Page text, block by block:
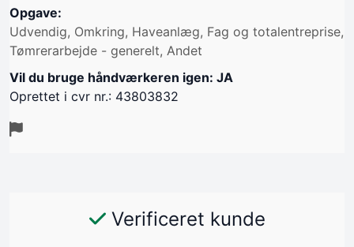
Opgave:
Udvendig, Omkring, Haveanlæg, Fag og totalentreprise,
Tømrerarbejde - generelt, Andet
Vil du bruge håndværkeren igen: JA
Oprettet i cvr nr.: 43803832
Verificeret kunde